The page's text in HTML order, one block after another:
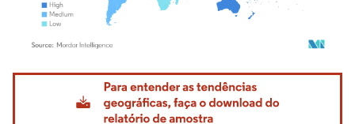
Imagem © Mordor Intelligence. O reuso requer atribuição conforme CC BY 4.0.